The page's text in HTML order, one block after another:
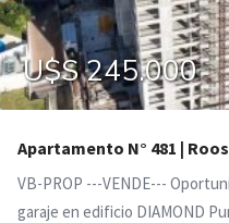
U$S 159.000
U$S 245.000
Apartamento N° 481 |
VB-PROP ---VENDE---
garaje en edificio DIAMOND
U$S 255.000